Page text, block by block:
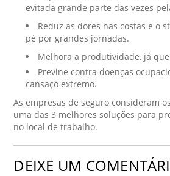
evitada grande parte das vezes
Reduz as dores nas costas e o
pé por grandes jornadas.
Melhora a produtividade, já
Previne contra doenças
cansaço extremo.
As empresas de seguro consideram
uma das 3 melhores soluções para
no local de trabalho.
DEIXE UM